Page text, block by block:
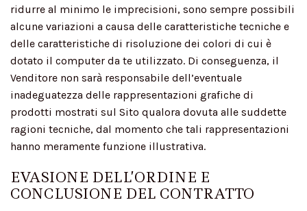
ridurre al minimo le imprecisioni, sono sempre possibili
alcune variazioni a causa delle caratteristiche tecniche e
delle caratteristiche di risoluzione dei colori di cui è
dotato il computer da te utilizzato. Di conseguenza, il
Venditore non sarà responsabile dell’eventuale
inadeguatezza delle rappresentazioni grafiche di
prodotti mostrati sul Sito qualora dovuta alle suddette
ragioni tecniche, dal momento che tali rappresentazioni
hanno meramente funzione illustrativa.
EVASIONE DELL’ORDINE E
CONCLUSIONE DEL CONTRATTO